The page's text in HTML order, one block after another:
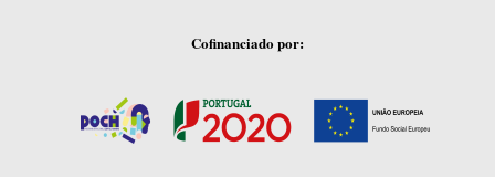
Cofinanciado por: